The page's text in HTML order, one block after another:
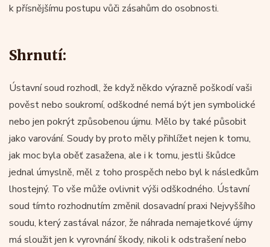
k přísnějšímu postupu vůči zásahům do osobnosti.
Shrnutí:
Ústavní soud rozhodl, že když někdo výrazně poškodí vaši
pověst nebo soukromí, odškodné nemá být jen symbolické
nebo jen pokrýt způsobenou újmu. Mělo by také působit
jako varování. Soudy by proto měly přihlížet nejen k tomu,
jak moc byla oběť zasažena, ale i k tomu, jestli škůdce
jednal úmyslně, měl z toho prospěch nebo byl k následkům
lhostejný. To vše může ovlivnit výši odškodného. Ústavní
soud tímto rozhodnutím změnil dosavadní praxi Nejvyššího
soudu, který zastával názor, že náhrada nemajetkové újmy
má sloužit jen k vyrovnání škody, nikoli k odstrašení nebo